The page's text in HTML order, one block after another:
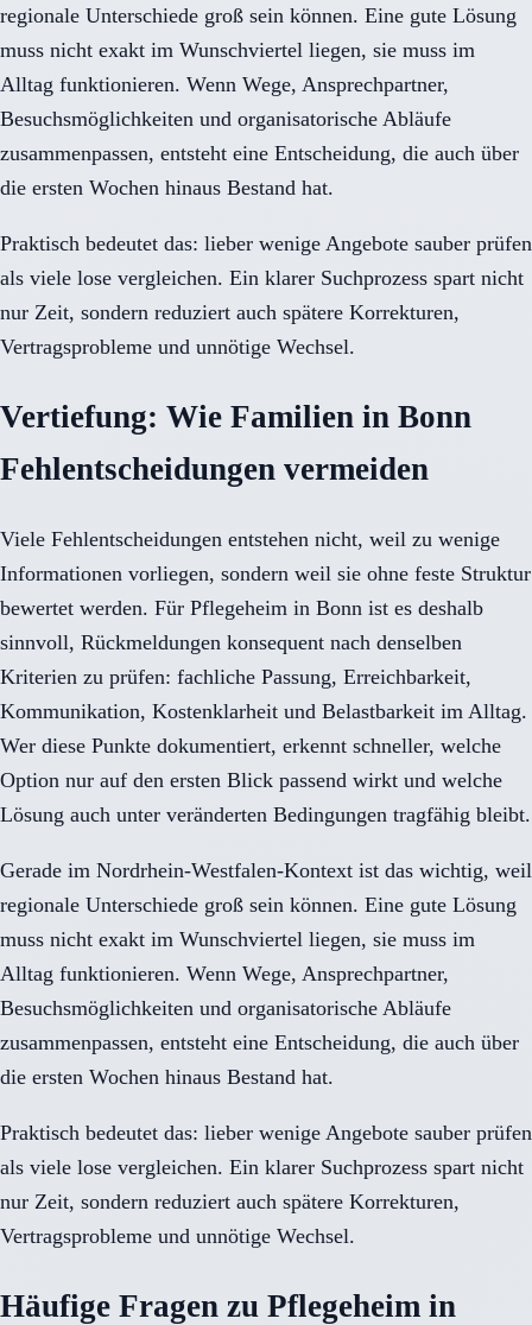
regionale Unterschiede groß sein können. Eine gute Lösung
muss nicht exakt im Wunschviertel liegen, sie muss im
Alltag funktionieren. Wenn Wege, Ansprechpartner,
Besuchsmöglichkeiten und organisatorische Abläufe
zusammenpassen, entsteht eine Entscheidung, die auch über
die ersten Wochen hinaus Bestand hat.
Praktisch bedeutet das: lieber wenige Angebote sauber prüfen
als viele lose vergleichen. Ein klarer Suchprozess spart nicht
nur Zeit, sondern reduziert auch spätere Korrekturen,
Vertragsprobleme und unnötige Wechsel.
Vertiefung: Wie Familien in Bonn
Fehlentscheidungen vermeiden
Viele Fehlentscheidungen entstehen nicht, weil zu wenige
Informationen vorliegen, sondern weil sie ohne feste Struktur
bewertet werden. Für Pflegeheim in Bonn ist es deshalb
sinnvoll, Rückmeldungen konsequent nach denselben
Kriterien zu prüfen: fachliche Passung, Erreichbarkeit,
Kommunikation, Kostenklarheit und Belastbarkeit im Alltag.
Wer diese Punkte dokumentiert, erkennt schneller, welche
Option nur auf den ersten Blick passend wirkt und welche
Lösung auch unter veränderten Bedingungen tragfähig bleibt.
Gerade im Nordrhein-Westfalen-Kontext ist das wichtig, weil
regionale Unterschiede groß sein können. Eine gute Lösung
muss nicht exakt im Wunschviertel liegen, sie muss im
Alltag funktionieren. Wenn Wege, Ansprechpartner,
Besuchsmöglichkeiten und organisatorische Abläufe
zusammenpassen, entsteht eine Entscheidung, die auch über
die ersten Wochen hinaus Bestand hat.
Praktisch bedeutet das: lieber wenige Angebote sauber prüfen
als viele lose vergleichen. Ein klarer Suchprozess spart nicht
nur Zeit, sondern reduziert auch spätere Korrekturen,
Vertragsprobleme und unnötige Wechsel.
Häufige Fragen zu Pflegeheim in